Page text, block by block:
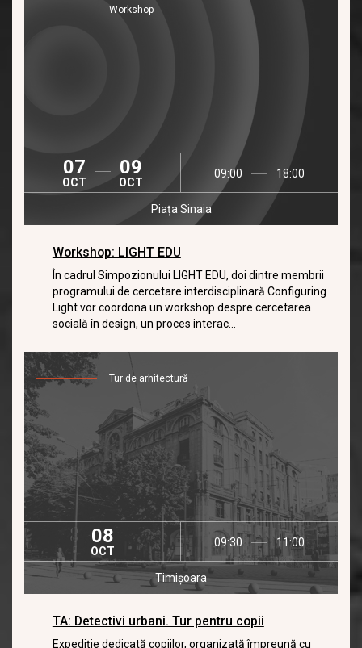
Workshop
07
OCT
09
OCT
09:00 18:00
Piața Sinaia
Workshop: LIGHT EDU
În cadrul Simpozionului LIGHT EDU, doi dintre membrii
programului de cercetare interdisciplinară Configuring
Light vor coordona un workshop despre cercetarea
socială în design, un proces interac...
Tur de arhitectură
08
OCT
09:30 11:00
Timișoara
TA: Detectivi urbani. Tur pentru copii
Expediţie dedicată copiilor, organizată împreună cu